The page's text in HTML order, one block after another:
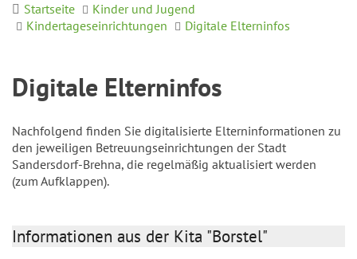
Startseite
Kinder und Jugend
Kindertageseinrichtungen
Digitale Elterninfos
Digitale Elterninfos
Nachfolgend finden Sie digitalisierte Elterninformationen zu
den jeweiligen Betreuungseinrichtungen der Stadt
Sandersdorf-Brehna, die regelmäßig aktualisiert werden
(zum Aufklappen).
Informationen aus der Kita "Borstel"